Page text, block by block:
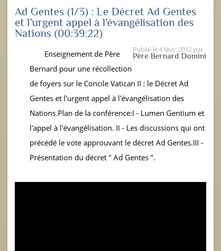
Ad Gentes (1/3) : Le Décret Ad Gentes
et l’urgent appel à l’évangélisation des
Nations (00:39:22)
Publié le4 févr. 2012 par
Père Bernard Domini
Enseignement de Père
Bernard pour une récollection
de foyers sur le Concile Vatican II : le Décret Ad
Gentes et l'urgent appel à l'évangélisation des
Nations.Plan de la conférence:I - Lumen Gentium et
l'appel à l'évangélisation. II - Les discussions qui ont
précédé le vote approuvant le décret Ad Gentes.III -
Présentation du décret " Ad Gentes ".